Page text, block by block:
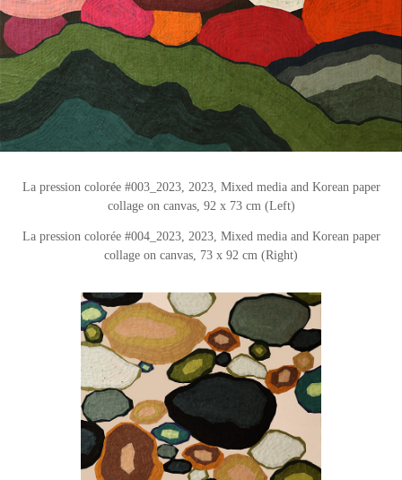
La pression colorée #003_2023, 2023, Mixed media and Korean paper
collage on canvas, 92 x 73 cm (Left)
La pression colorée #004_2023, 2023, Mixed media and Korean paper
collage on canvas, 73 x 92 cm (Right)